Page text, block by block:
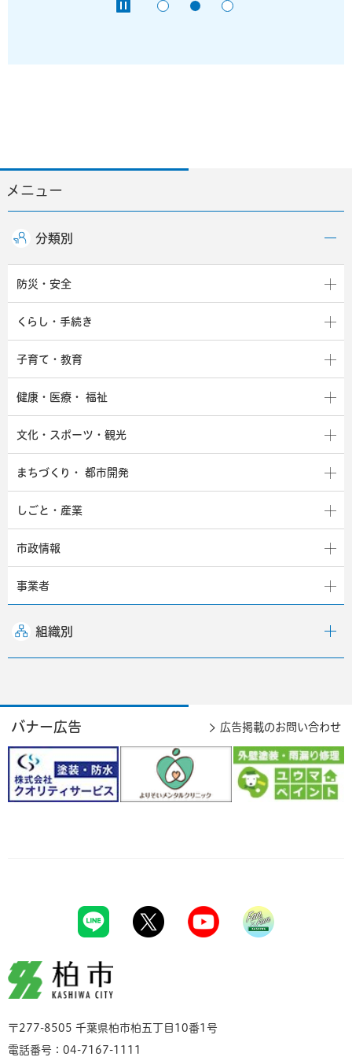
メニュー
分類別
防災・安全
くらし・手続き
子育て・教育
健康・医療・ 福祉
文化・スポーツ・観光
まちづくり・ 都市開発
しごと・産業
市政情報
事業者
組織別
バナー広告 広告掲載のお問い合わせ
柏市
〒277-8505 千葉県柏市柏五丁目10番1号
電話番号：04-7167-1111